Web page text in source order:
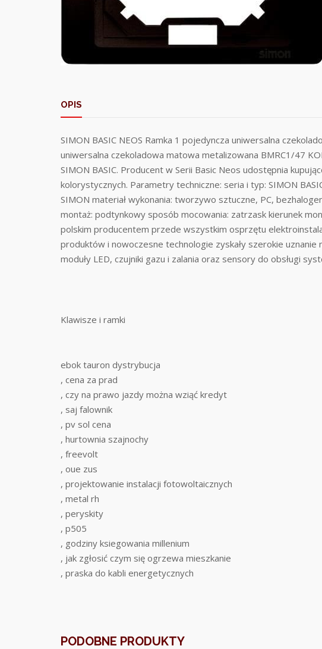
OPIS
SIMON BASIC NEOS Ramka 1 pojedyncza uniwersalna
uniwersalna czekoladowa matowa metalizowana BMRC1/47
SIMON BASIC. Producent w Serii Basic Neos udostępnia
kolorystycznych. Parametry techniczne: seria i typ: SIMON
SIMON materiał wykonania: tworzywo sztuczne, PC,
montaż: podtynkowy sposób mocowania: zatrzask kierunek
polskim producentem przede wszystkim osprzętu
produktów i nowoczesne technologie zyskały szerokie
moduły LED, czujniki gazu i zalania oraz sensory do obsługi
Klawisze i ramki
ebok tauron dystrybucja
, cena za prad
, czy na prawo jazdy można wziąć kredyt
, saj falownik
, pv sol cena
, hurtownia szajnochy
, freevolt
, oue zus
, projektowanie instalacji fotowoltaicznych
, metal rh
, peryskity
, p505
, godziny ksiegowania millenium
, jak zgłosić czym się ogrzewa mieszkanie
, praska do kabli energetycznych
PODOBNE PRODUKTY